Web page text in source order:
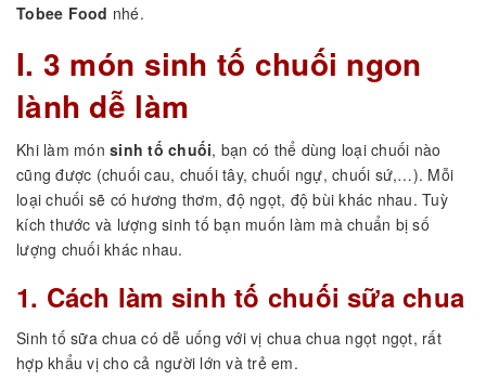
Tobee Food nhé.
I. 3 món sinh tố chuối ngon
lành dễ làm
Khi làm món sinh tố chuối, bạn có thể dùng loại chuối nào
cũng được (chuối cau, chuối tây, chuối ngự, chuối sứ,…). Mỗi
loại chuối sẽ có hương thơm, độ ngọt, độ bùi khác nhau. Tuỳ
kích thước và lượng sinh tố bạn muốn làm mà chuẩn bị số
lượng chuối khác nhau.
1. Cách làm sinh tố chuối sữa chua
Sinh tố sữa chua có dễ uống với vị chua chua ngọt ngọt, rất
hợp khẩu vị cho cả người lớn và trẻ em.